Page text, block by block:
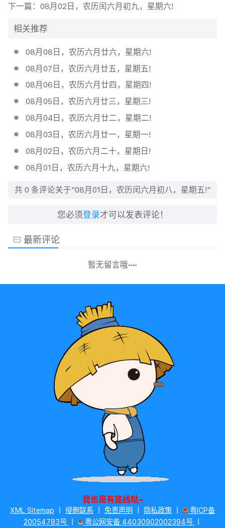
下一篇： 08月02日，农历闰六月初九，星期六!
相关推荐
08月08日，农历六月廿六，星期六!
08月07日，农历六月廿五，星期五!
08月06日，农历六月廿四，星期四!
08月05日，农历六月廿三，星期三!
08月04日，农历六月廿二，星期二!
08月03日，农历六月廿一，星期一!
08月02日，农历六月二十，星期日!
08月01日，农历六月十九，星期六!
共 0 条评论关于"08月01日，农历闰六月初八，星期五!"
您必须登录才可以发表评论！
最新评论
暂无留言哦~~
我也是有底线哒~
XML Sitemap 侵删联系 免责声明 隐私政策
粤ICP备
20054783号
粤公网安备 44030902002394号